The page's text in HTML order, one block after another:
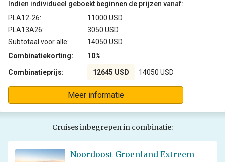
Indien individueel geboekt beginnen de prijzen vanaf:
PLA12-26:
11000 USD
PLA13A26:
3050 USD
Subtotaal voor alle:
14050 USD
Combinatiekorting:
10%
Combinatieprijs: 12645 USD 14050 USD
Meer informatie
Cruises inbegrepen in combinatie:
Noordoost Groenland Extreem